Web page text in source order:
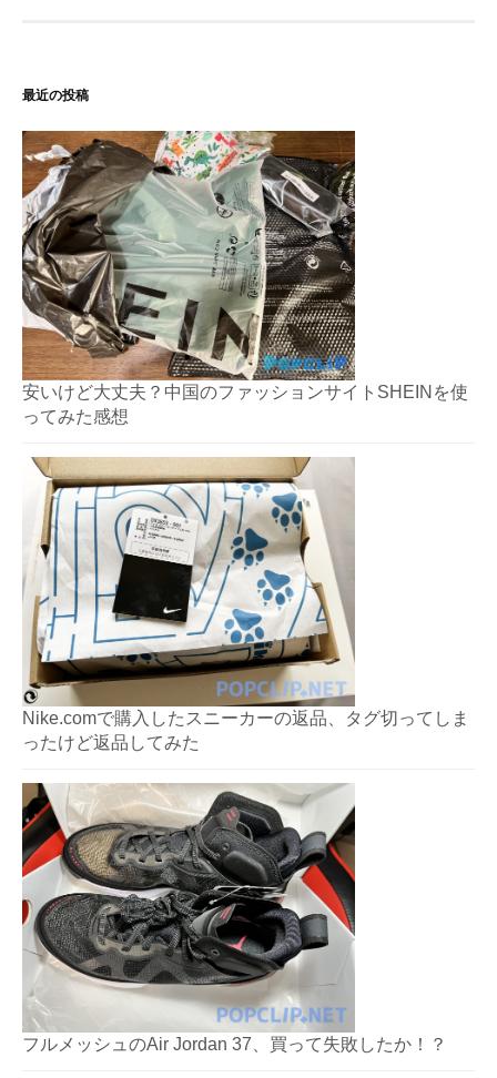
シ
ョ
ン
最近の投稿
安いけど大丈夫？中国のファッションサイトSHEINを使
ってみた感想
Nike.comで購入したスニーカーの返品、タグ切ってしま
ったけど返品してみた
フルメッシュのAir Jordan 37、買って失敗したか！？